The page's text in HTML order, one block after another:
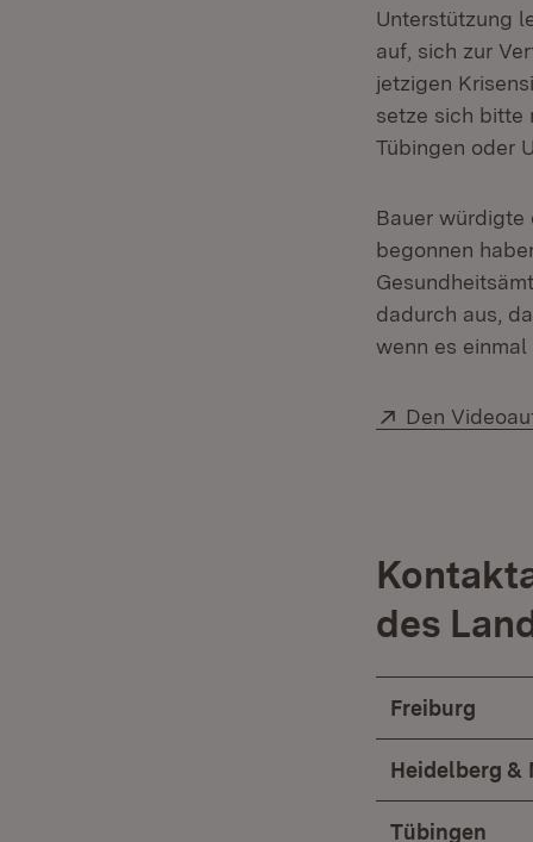
Unterstützung
auf, sich zur
jetzigen
setze sich bitte
Tübingen oder
Bauer würdigte
begonnen
dadurch aus,
wenn es
Extern:
Den
des
Freiburg
Heidelberg &
Tübingen